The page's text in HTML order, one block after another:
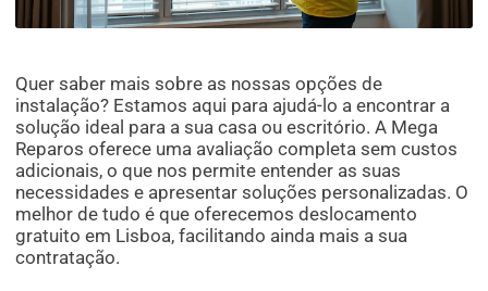
Quer saber mais sobre as nossas opções de
instalação? Estamos aqui para ajudá-lo a encontrar a
solução ideal para a sua casa ou escritório. A Mega
Reparos oferece uma avaliação completa sem custos
adicionais, o que nos permite entender as suas
necessidades e apresentar soluções personalizadas. O
melhor de tudo é que oferecemos deslocamento
gratuito em Lisboa, facilitando ainda mais a sua
contratação.